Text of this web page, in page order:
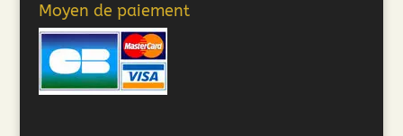
Moyen de paiement